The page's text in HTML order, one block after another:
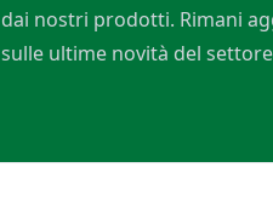
dai nostri prodotti. Rimani
sulle ultime novità del